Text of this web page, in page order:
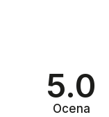
5.0
Ocena